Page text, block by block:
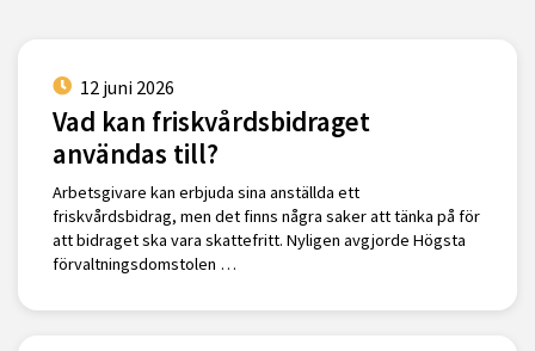
12 juni 2026
Vad kan friskvårdsbidraget
användas till?
Arbetsgivare kan erbjuda sina anställda ett
friskvårdsbidrag, men det finns några saker att tänka på för
att bidraget ska vara skattefritt. Nyligen avgjorde Högsta
förvaltningsdomstolen …